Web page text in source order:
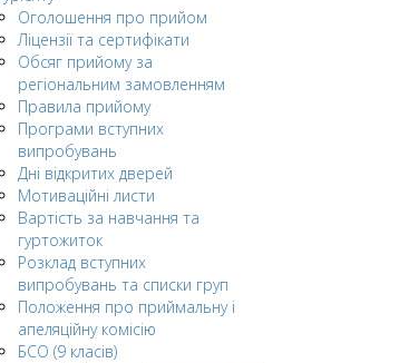
Оголошення про прийом
Ліцензії та сертифікати
Обсяг прийому за
регіональним замовленням
Правила прийому
Програми вступних
випробувань
Дні відкритих дверей
Мотиваційні листи
Вартість за навчання та
гуртожиток
Розклад вступних
випробувань та списки груп
Положення про приймальну і
апеляційну комісію
БСО (9 класів)